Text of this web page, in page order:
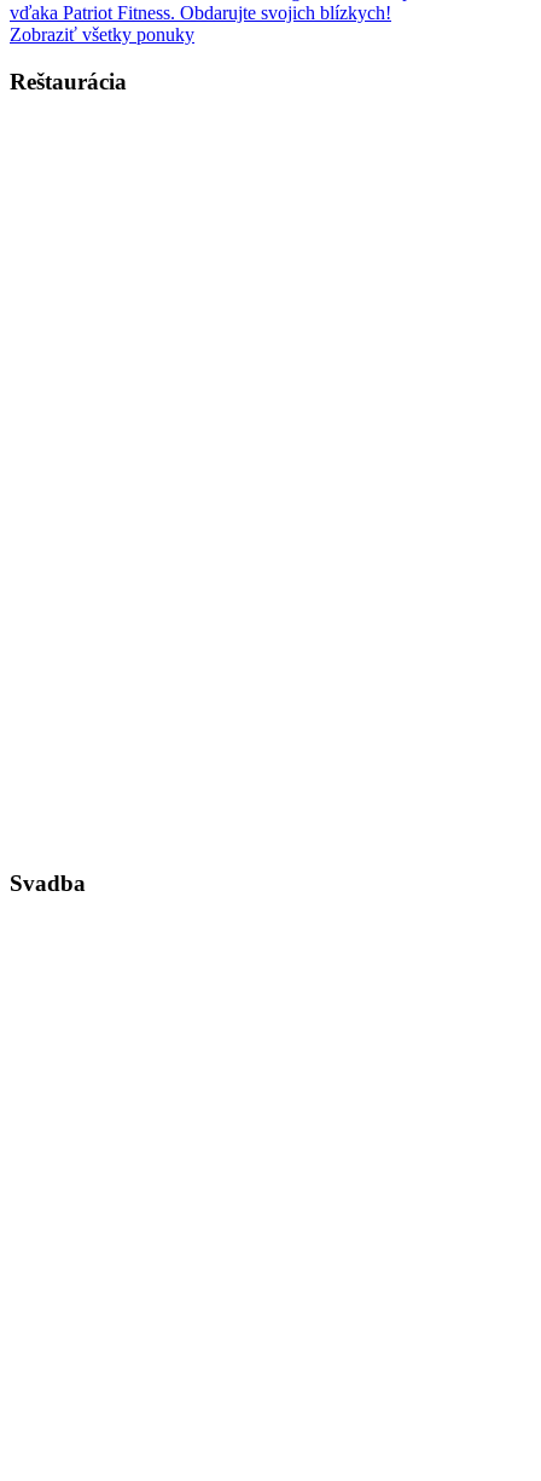
vďaka Patriot Fitness. Obdarujte svojich blízkych!
Zobraziť všetky ponuky
Reštaurácia
Svadba